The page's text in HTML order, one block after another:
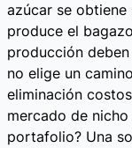
azúcar se obtiene
produce el
producción
no elige un
eliminación
mercado de
portafolio? Una